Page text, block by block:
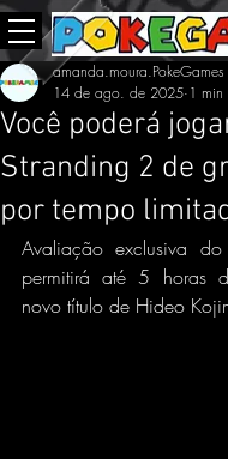
Você poderá
Stranding 2 de
por tempo
amanda.moura.PokeGames
14 de ago. de 2025 1 min
Avaliação exclusiva
permitirá até 5 horas
novo título de Hideo